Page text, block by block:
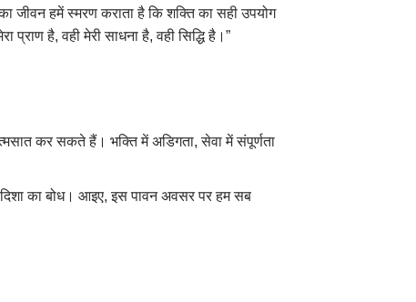
जीवन हमें स्मरण कराता है कि शक्ति का सही उपयोग
है, वही मेरी साधना है, वही सिद्धि है।”
कर सकते हैं। भक्ति में अडिगता, सेवा में संपूर्णता
का बोध। आइए, इस पावन अवसर पर हम सब